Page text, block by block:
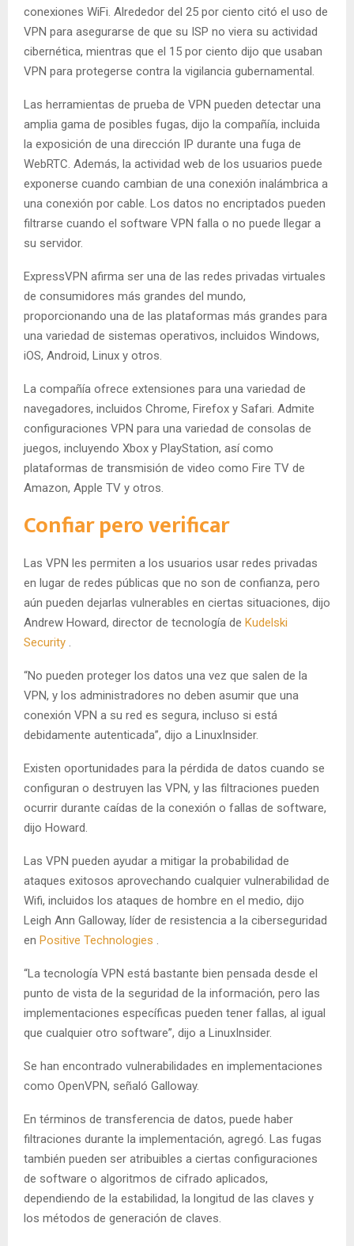
conexiones WiFi. Alrededor del 25 por ciento citó el uso de
VPN para asegurarse de que su ISP no viera su actividad
cibernética, mientras que el 15 por ciento dijo que usaban
VPN para protegerse contra la vigilancia gubernamental.
Las herramientas de prueba de VPN pueden detectar una
amplia gama de posibles fugas, dijo la compañía, incluida
la exposición de una dirección IP durante una fuga de
WebRTC. Además, la actividad web de los usuarios puede
exponerse cuando cambian de una conexión inalámbrica a
una conexión por cable. Los datos no encriptados pueden
filtrarse cuando el software VPN falla o no puede llegar a
su servidor.
ExpressVPN afirma ser una de las redes privadas virtuales
de consumidores más grandes del mundo,
proporcionando una de las plataformas más grandes para
una variedad de sistemas operativos, incluidos Windows,
iOS, Android, Linux y otros.
La compañía ofrece extensiones para una variedad de
navegadores, incluidos Chrome, Firefox y Safari. Admite
configuraciones VPN para una variedad de consolas de
juegos, incluyendo Xbox y PlayStation, así como
plataformas de transmisión de video como Fire TV de
Amazon, Apple TV y otros.
Confiar pero verificar
Las VPN les permiten a los usuarios usar redes privadas
en lugar de redes públicas que no son de confianza, pero
aún pueden dejarlas vulnerables en ciertas situaciones, dijo
Andrew Howard, director de tecnología de Kudelski
Security
“No pueden proteger los datos una vez que salen de la
VPN, y los administradores no deben asumir que una
conexión VPN a su red es segura, incluso si está
debidamente autenticada”, dijo a LinuxInsider.
Existen oportunidades para la pérdida de datos cuando se
configuran o destruyen las VPN, y las filtraciones pueden
ocurrir durante caídas de la conexión o fallas de software,
dijo Howard.
Las VPN pueden ayudar a mitigar la probabilidad de
ataques exitosos aprovechando cualquier vulnerabilidad de
Wifi, incluidos los ataques de hombre en el medio, dijo
Leigh Ann Galloway, líder de resistencia a la ciberseguridad
en Positive Technologies
“La tecnología VPN está bastante bien pensada desde el
punto de vista de la seguridad de la información, pero las
implementaciones específicas pueden tener fallas, al igual
que cualquier otro software”, dijo a LinuxInsider.
Se han encontrado vulnerabilidades en implementaciones
como OpenVPN, señaló Galloway.
En términos de transferencia de datos, puede haber
filtraciones durante la implementación, agregó. Las fugas
también pueden ser atribuibles a ciertas configuraciones
de software o algoritmos de cifrado aplicados,
dependiendo de la estabilidad, la longitud de las claves y
los métodos de generación de claves.